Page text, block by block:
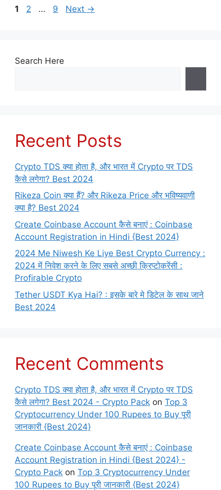
Page
1 Page
2 … Page
9 Next →
Search Here
Recent Posts
Crypto TDS क्या होता है, और भारत में Crypto पर TDS
कैसे लगेगा? Best 2024
Rikeza Coin क्या हैं? और Rikeza Price और भविष्यवाणी
क्या है? Best 2024
Create Coinbase Account कैसे बनाएं : Coinbase
Account Registration in Hindi {Best 2024}
2024 Me Niwesh Ke Liye Best Crypto Currency :
2024 में निवेश करने के लिए सबसे अच्छी क्रिप्टोकरेंसी :
Profirable Crypto
Tether USDT Kya Hai? : इसके बारे मे डिटेल के साथ जाने
Best 2024
Recent Comments
Crypto TDS क्या होता है, और भारत में Crypto पर TDS
कैसे लगेगा? Best 2024 - Crypto Pack on Top 3
Cryptocurrency Under 100 Rupees to Buy पूरी
जानकारी {Best 2024}
Create Coinbase Account कैसे बनाएं : Coinbase
Account Registration in Hindi {Best 2024} -
Crypto Pack on Top 3 Cryptocurrency Under
100 Rupees to Buy पूरी जानकारी {Best 2024}